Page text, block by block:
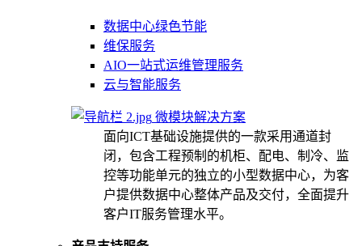
数据中心绿色节能
维保服务
AIO一站式运维管理服务
云与智能服务
微模块解决方案
面向ICT基础设施提供的一款采用通道封
闭，包含工程预制的机柜、配电、制冷、监
控等功能单元的独立的小型数据中心，为客
户提供数据中心整体产品及交付，全面提升
客户IT服务管理水平。